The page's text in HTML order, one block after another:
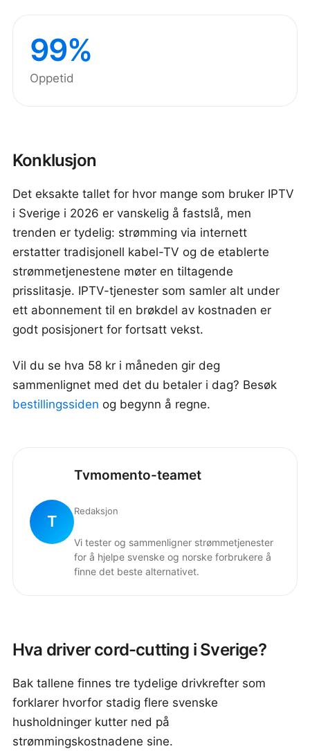
99%
Oppetid
Konklusjon
Det eksakte tallet for hvor mange som bruker IPTV
i Sverige i 2026 er vanskelig å fastslå, men
trenden er tydelig: strømming via internett
erstatter tradisjonell kabel-TV og de etablerte
strømmetjenestene møter en tiltagende
prisslitasje. IPTV-tjenester som samler alt under
ett abonnement til en brøkdel av kostnaden er
godt posisjonert for fortsatt vekst.
Vil du se hva 58 kr i måneden gir deg
sammenlignet med det du betaler i dag? Besøk
bestillingssiden og begynn å regne.
T
Tvmomento-teamet
Redaksjon
Vi tester og sammenligner strømmetjenester
for å hjelpe svenske og norske forbrukere å
finne det beste alternativet.
Hva driver cord-cutting i Sverige?
Bak tallene finnes tre tydelige drivkrefter som
forklarer hvorfor stadig flere svenske
husholdninger kutter ned på
strømmingskostnadene sine.